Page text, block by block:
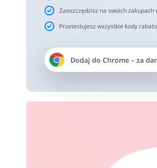
Zaoszczędzisz na swoich
Przetestujesz wszystkie kody
Dodaj do Chrome– za